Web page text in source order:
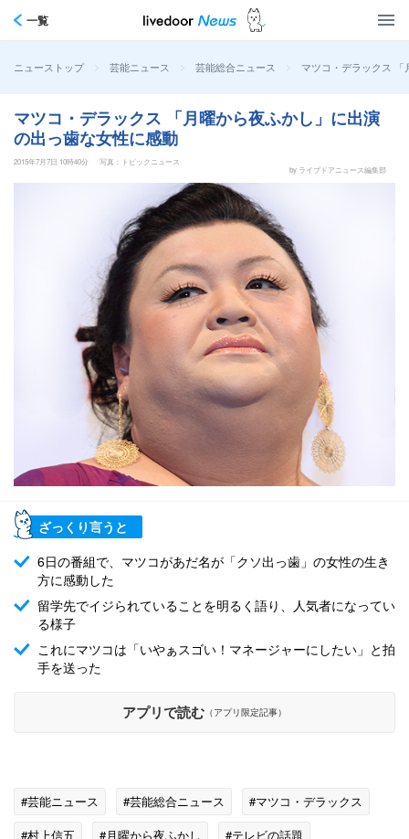
一覧
ニューストップ > 芸能ニュース > 芸能総合ニュース > マツコ・デラックス
マツコ・デラックス 「月曜から夜ふかし」に出演
の出っ歯な女性に感動
2015年7月7日 10時40分
写真：トピックニュース
by ライブドアニュース編集部
ざっくり言うと
6日の番組で、マツコがあだ名が「クソ出っ歯」の女性の生き
方に感動した
留学先でイジられていることを明るく語り、人気者になってい
る様子
これにマツコは「いやぁスゴい！マネージャーにしたい」と拍
手を送った
アプリで読む （アプリ限定記事）
#芸能ニュース #芸能総合ニュース
#マツコ・デラックス
#村上信五
#月曜から夜ふかし #テレビの話題